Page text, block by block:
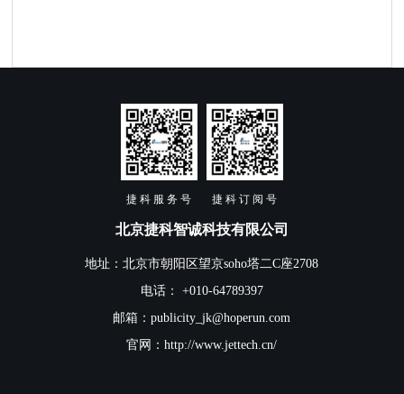
捷 科 服 务 号 捷 科 订 阅 号
北京捷科智诚科技有限公司
地址：北京市朝阳区望京soho塔二C座2708
电话： +010-64789397
邮箱：publicity_jk@hoperun.com
官网：http://www.jettech.cn/